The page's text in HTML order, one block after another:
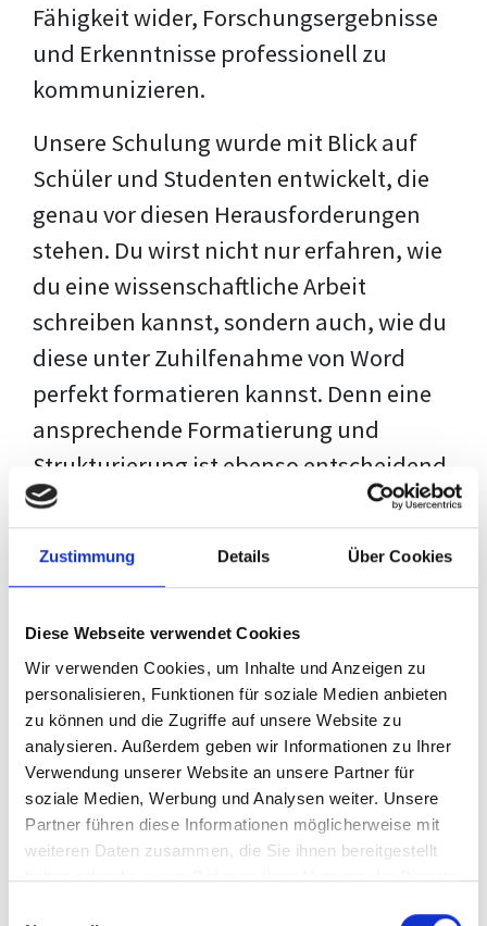
Zustimmung Details Über Cookies
Diese Webseite verwendet Cookies
Wir verwenden Cookies, um Inhalte und Anzeigen zu
personalisieren, Funktionen für soziale Medien anbieten
zu können und die Zugriffe auf unsere Website zu
analysieren. Außerdem geben wir Informationen zu Ihrer
Verwendung unserer Website an unsere Partner für
soziale Medien, Werbung und Analysen weiter. Unsere
Partner führen diese Informationen möglicherweise mit
weiteren Daten zusammen, die Sie ihnen bereitgestellt
haben oder die sie im Rahmen Ihrer Nutzung der Dienste
Fähigkeit wider, Forschungsergebnisse
und Erkenntnisse professionell zu
kommunizieren.
Unsere Schulung wurde mit Blick auf
Schüler und Studenten entwickelt, die
genau vor diesen Herausforderungen
stehen. Du wirst nicht nur erfahren, wie
du eine wissenschaftliche Arbeit
schreiben kannst, sondern auch, wie du
diese unter Zuhilfenahme von Word
perfekt formatieren kannst. Denn eine
ansprechende Formatierung und
Strukturierung ist ebenso entscheidend
wie der Inhalt selbst. Jeder Prüfer hat
eigene Erwartungen, und unsere
Schulung ist so konzipiert, dass sie dir
deiner individuellen Vorlage zeigt,
anstatt eine Einheitslösung zu bieten.
Der Prozess des wissenschaftlichen
Schreibens kann ohne das richtige
Wissen eine große Herausforderung
darstellen. Jedoch, ausgestattet mit
denTechniken und Strategiendieses
Kurses, wird die Formatierung deiner